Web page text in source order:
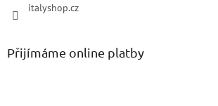
italyshop.cz
Přijímáme online platby